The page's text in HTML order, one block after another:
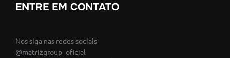
ENTRE EM CONTATO
Nos siga nas redes sociais
@matrizgroup_oficial